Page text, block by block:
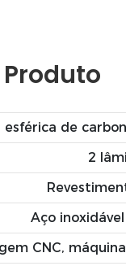
esférica de
2
Aço inoxidável
CNC,